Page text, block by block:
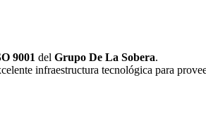
9001 del Grupo De La Sobera.
infraestructura tecnológica para